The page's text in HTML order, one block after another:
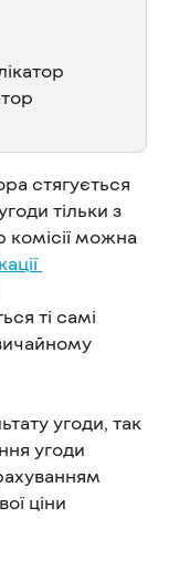
стягується
тільки з
комісії можна
ті самі
угоди, так
угоди
ціни